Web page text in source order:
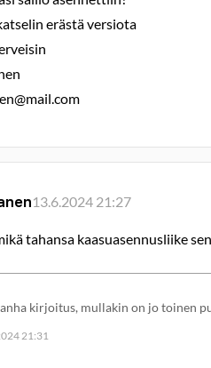
erästä versiota
13.6.2024 21:27
tahansa kaasuasennusliike
kirjoitus, mullakin on jo toinen
21:31